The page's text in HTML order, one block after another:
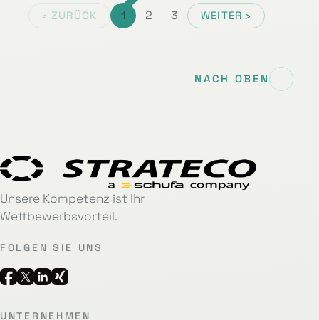
‹ ZURÜCK 1 2 3 WEITER ›
NACH OBEN
Unsere Kompetenz ist Ihr
Wettbewerbsvorteil.
FOLGEN SIE UNS
UNTERNEHMEN